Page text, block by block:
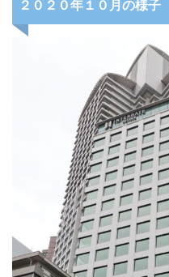
２０２０年１０月の様子